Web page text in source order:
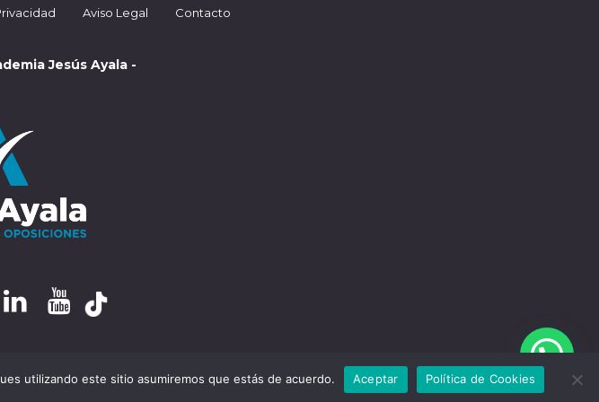
Aviso Legal Contacto
Jesús Ayala -
utilizando este sitio asumiremos que estás de acuerdo. Aceptar Política de Cookies